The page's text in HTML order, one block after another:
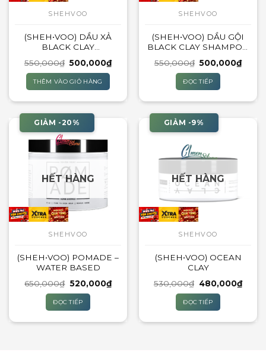
SHEHVOO
(SHEH•VOO) DẦU XẢ
BLACK CLAY
550,000₫ Giá
là:
550,000₫.
500,000₫Giá
hiện
THÊM VÀO GIỎ HÀNG
SHEHVOO
(SHEH•VOO) DẦU GỘI
BLACK CLAY SHAMPOO
550,000₫ Giá
là:
550,000₫.
500,000₫Giá
hiện
ĐỌC TIẾP
GIẢM -20%
HẾT HÀNG
SHEHVOO
(SHEH•VOO) POMADE –
WATER BASED
650,000₫ Giá
là:
650,000₫.
520,000₫Giá
hiện
ĐỌC TIẾP
GIẢM -9%
HẾT HÀNG
SHEHVOO
(SHEH•VOO) OCEAN
CLAY
530,000₫ Giá
là:
530,000₫.
480,000₫Giá
hiện
ĐỌC TIẾP